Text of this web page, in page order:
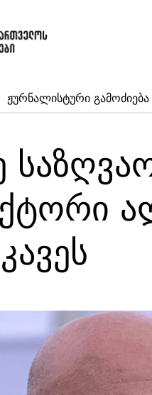
Ჟურნალისტური Გამოძიება